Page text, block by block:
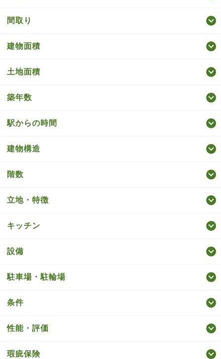
間取り
建物面積
土地面積
築年数
駅からの時間
建物構造
階数
立地・特徴
キッチン
設備
駐車場・駐輪場
条件
性能・評価
瑕疵保険